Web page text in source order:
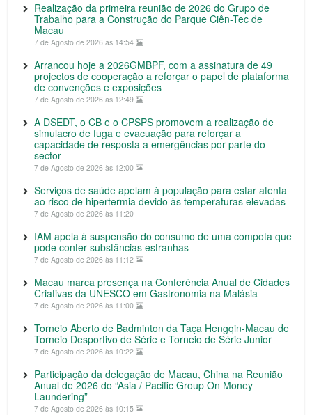
Realização da primeira reunião de 2026 do Grupo de
Trabalho para a Construção do Parque Ciên-Tec de
Macau
7 de Agosto de 2026 às 14:54
Arrancou hoje a 2026GMBPF, com a assinatura de 49
projectos de cooperação a reforçar o papel de plataforma
de convenções e exposições
7 de Agosto de 2026 às 12:49
A DSEDT, o CB e o CPSPS promovem a realização de
simulacro de fuga e evacuação para reforçar a
capacidade de resposta a emergências por parte do
sector
7 de Agosto de 2026 às 12:00
Serviços de saúde apelam à população para estar atenta
ao risco de hipertermia devido às temperaturas elevadas
7 de Agosto de 2026 às 11:20
IAM apela à suspensão do consumo de uma compota que
pode conter substâncias estranhas
7 de Agosto de 2026 às 11:12
Macau marca presença na Conferência Anual de Cidades
Criativas da UNESCO em Gastronomia na Malásia
7 de Agosto de 2026 às 11:00
Torneio Aberto de Badminton da Taça Hengqin-Macau de
Torneio Desportivo de Série e Torneio de Série Junior
7 de Agosto de 2026 às 10:22
Participação da delegação de Macau, China na Reunião
Anual de 2026 do “Asia / Pacific Group On Money
Laundering”
7 de Agosto de 2026 às 10:15